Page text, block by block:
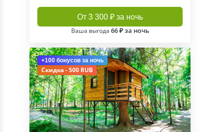
От 3 300 ₽ за ночь
Ваша выгода 66 ₽ за ночь
+100 бонусов за ночь
Скидка - 500 RUB